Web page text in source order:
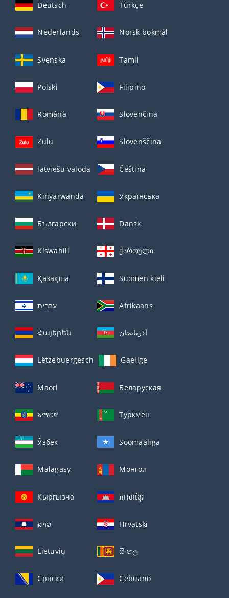
Deutsch Türkçe
Nederlands Norsk bokmål
Svenska Tamil
Polski Filipino
Română Slovenčina
Zulu Slovenščina
latviešu valoda Čeština
Kinyarwanda Українська
Български Dansk
Kiswahili ქართული
Қазақша Suomen kieli
עברית Afrikaans
Հայերեն آذربايجان
Lëtzebuergesch Gaeilge
Maori Беларуская
አማርኛ Туркмен
Ўзбек Soomaaliga
Malagasy Монгол
Кыргызча ភាសាខ្មែរ
ລາວ Hrvatski
Lietuvių සිංහල
Српски Cebuano